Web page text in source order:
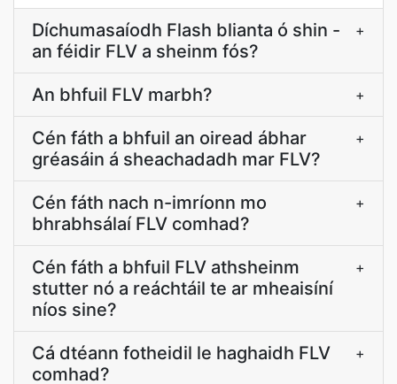
Díchumasaíodh Flash blianta ó shin -
an féidir FLV a sheinm fós?
+
An bhfuil FLV marbh? +
Cén fáth a bhfuil an oiread ábhar
gréasáin á sheachadadh mar FLV?
+
Cén fáth nach n-imríonn mo
bhrabhsálaí FLV comhad?
+
Cén fáth a bhfuil FLV athsheinm
stutter nó a reáchtáil te ar mheaisíní
níos sine?
+
Cá dtéann fotheidil le haghaidh FLV
comhad?
+